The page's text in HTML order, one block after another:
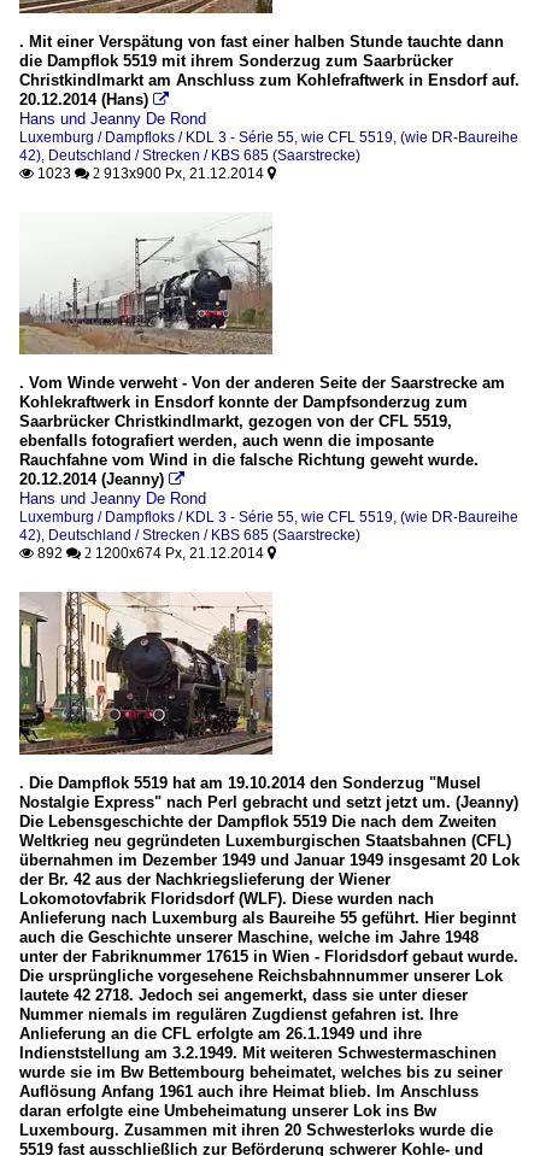
. Mit einer Verspätung von fast einer halben Stunde tauchte dann
die Dampflok 5519 mit ihrem Sonderzug zum Saarbrücker
Christkindlmarkt am Anschluss zum Kohlefraftwerk in Ensdorf auf.
20.12.2014 (Hans) 
Hans und Jeanny De Rond
Luxemburg / Dampfloks / KDL 3 - Série 55, wie CFL 5519, (wie DR-Baureihe
42), Deutschland / Strecken / KBS 685 (Saarstrecke)
 1023  2 913x900 Px, 21.12.2014 
. Vom Winde verweht - Von der anderen Seite der Saarstrecke am
Kohlekraftwerk in Ensdorf konnte der Dampfsonderzug zum
Saarbrücker Christkindlmarkt, gezogen von der CFL 5519,
ebenfalls fotografiert werden, auch wenn die imposante
Rauchfahne vom Wind in die falsche Richtung geweht wurde.
20.12.2014 (Jeanny) 
Hans und Jeanny De Rond
Luxemburg / Dampfloks / KDL 3 - Série 55, wie CFL 5519, (wie DR-Baureihe
42), Deutschland / Strecken / KBS 685 (Saarstrecke)
 892  2 1200x674 Px, 21.12.2014 
. Die Dampflok 5519 hat am 19.10.2014 den Sonderzug "Musel
Nostalgie Express" nach Perl gebracht und setzt jetzt um. (Jeanny)
Die Lebensgeschichte der Dampflok 5519 Die nach dem Zweiten
Weltkrieg neu gegründeten Luxemburgischen Staatsbahnen (CFL)
übernahmen im Dezember 1949 und Januar 1949 insgesamt 20 Lok
der Br. 42 aus der Nachkriegslieferung der Wiener
Lokomotovfabrik Floridsdorf (WLF). Diese wurden nach
Anlieferung nach Luxemburg als Baureihe 55 geführt. Hier beginnt
auch die Geschichte unserer Maschine, welche im Jahre 1948
unter der Fabriknummer 17615 in Wien - Floridsdorf gebaut wurde.
Die ursprüngliche vorgesehene Reichsbahnnummer unserer Lok
lautete 42 2718. Jedoch sei angemerkt, dass sie unter dieser
Nummer niemals im regulären Zugdienst gefahren ist. Ihre
Anlieferung an die CFL erfolgte am 26.1.1949 und ihre
Indienststellung am 3.2.1949. Mit weiteren Schwestermaschinen
wurde sie im Bw Bettembourg beheimatet, welches bis zu seiner
Auflösung Anfang 1961 auch ihre Heimat blieb. Im Anschluss
daran erfolgte eine Umbeheimatung unserer Lok ins Bw
Luxembourg. Zusammen mit ihren 20 Schwesterloks wurde die
5519 fast ausschließlich zur Beförderung schwerer Kohle- und